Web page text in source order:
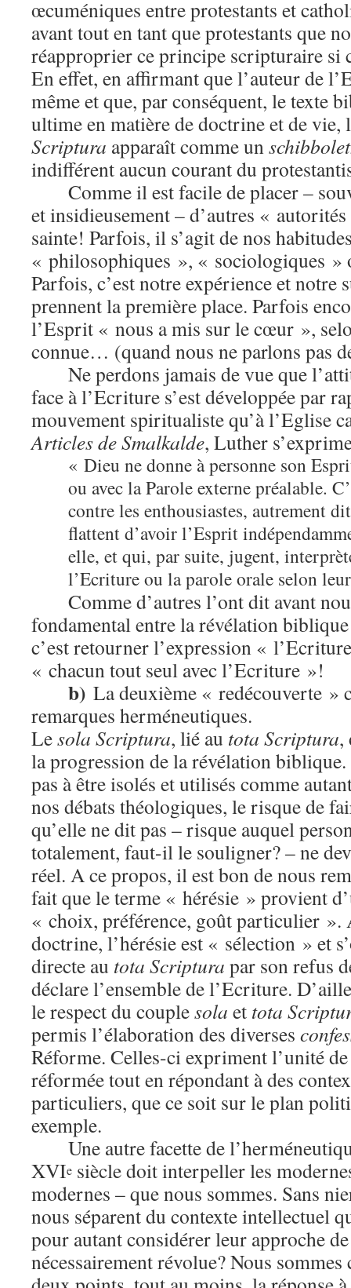
œcuméniques entre protestants et
avant tout en tant que protestants que
réapproprier ce principe scripturaire si
En effet, en affirmant que l’auteur de
même et que, par conséquent, le texte
ultime en matière de doctrine et de
Scriptura apparaît comme un
indifférent aucun courant du
Comme il est facile de placer –
et insidieusement – d’autres «
sainte! Parfois, il s’agit de nos
« philosophiques », « sociologiques »
Parfois, c’est notre expérience et notre
prennent la première place. Parfois
l’Esprit « nous a mis sur le cœur »,
connue… (quand nous ne parlons pas
Ne perdons jamais de vue que
face à l’Ecriture s’est développée par
mouvement spiritualiste qu’à l’Eglise
Articles de Smalkalde, Luther
« Dieu ne donne à personne son
ou avec la Parole externe préalable.
contre les enthousiastes, autrement
flattent d’avoir l’Esprit
elle, et qui, par suite, jugent,
l’Ecriture ou la parole orale selon
Comme d’autres l’ont dit avant
fondamental entre la révélation
c’est retourner l’expression «
« chacun tout seul avec l’Ecriture »!
b) La deuxième « redécouverte »
remarques herméneutiques.
Lesola Scriptura, lié au tota Scriptura,
la progression de la révélation
pas à être isolés et utilisés comme
nos débats théologiques, le risque de
qu’elle ne dit pas – risque auquel
totalement, faut-il le souligner? – ne
réel. A ce propos, il est bon de nous
fait que le terme « hérésie » provient
« choix, préférence, goût particulier ».
doctrine, l’hérésie est « sélection » et
directe au tota Scriptura par son refus
déclare l’ensemble de l’Ecriture.
le respect du couplesola et tota
permis l’élaboration des diverses
Réforme. Celles-ci expriment l’unité
réformée tout en répondant à des
particuliers, que ce soit sur le plan
exemple.
Une autre facette de
XVIe siècle doit interpeller les
modernes – que nous sommes. Sans
nous séparent du contexte intellectuel
pour autant considérer leur approche
nécessairement révolue? Nous